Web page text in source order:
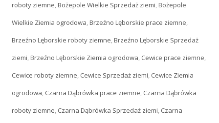
roboty ziemne,Bożepole Wielkie Sprzedaż ziemi,Bożepole
Wielkie Ziemia ogrodowa,Brzeźno Lęborskie prace ziemne,
Brzeźno Lęborskie roboty ziemne,Brzeźno Lęborskie Sprzedaż
ziemi,Brzeźno Lęborskie Ziemia ogrodowa, Cewice prace ziemne,
Cewice roboty ziemne, Cewice Sprzedaż ziemi, Cewice Ziemia
ogrodowa, Czarna Dąbrówka prace ziemne, Czarna Dąbrówka
roboty ziemne, Czarna Dąbrówka Sprzedaż ziemi, Czarna